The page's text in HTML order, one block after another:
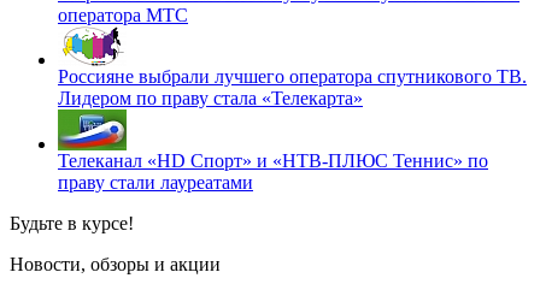
оператора МТС
Россияне выбрали лучшего оператора спутникового ТВ.
Лидером по праву стала «Телекарта»
Телеканал «HD Спорт» и «НТВ-ПЛЮС Теннис» по
праву стали лауреатами
Будьте в курсе!
Новости, обзоры и акции